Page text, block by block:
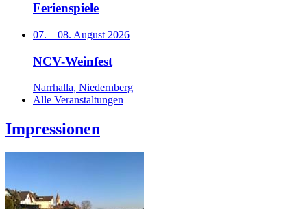
Ferienspiele
07. – 08. August 2026
NCV-Weinfest
Narrhalla, Niedernberg
Alle Veranstaltungen
Impressionen